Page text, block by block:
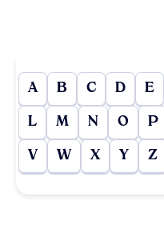
A B C D E
L M N O P
V W X Y Z